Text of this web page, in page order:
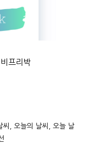
프리박
씨, 오늘의 날씨, 오늘 날